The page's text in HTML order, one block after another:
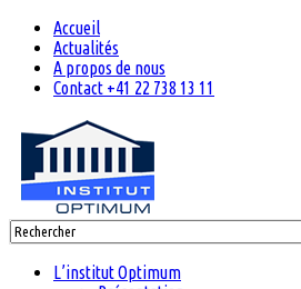
Accueil
Actualités
A propos de nous
Contact +41 22 738 13 11
L’institut Optimum